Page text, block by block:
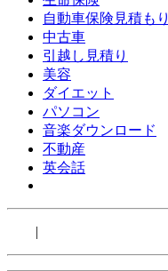
自動車保険見積もり
中古車
引越し見積り
美容
ダイエット
パソコン
音楽ダウンロード
不動産
英会話
|